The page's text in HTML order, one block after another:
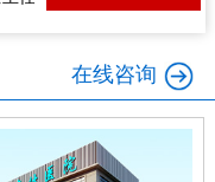
在线咨询